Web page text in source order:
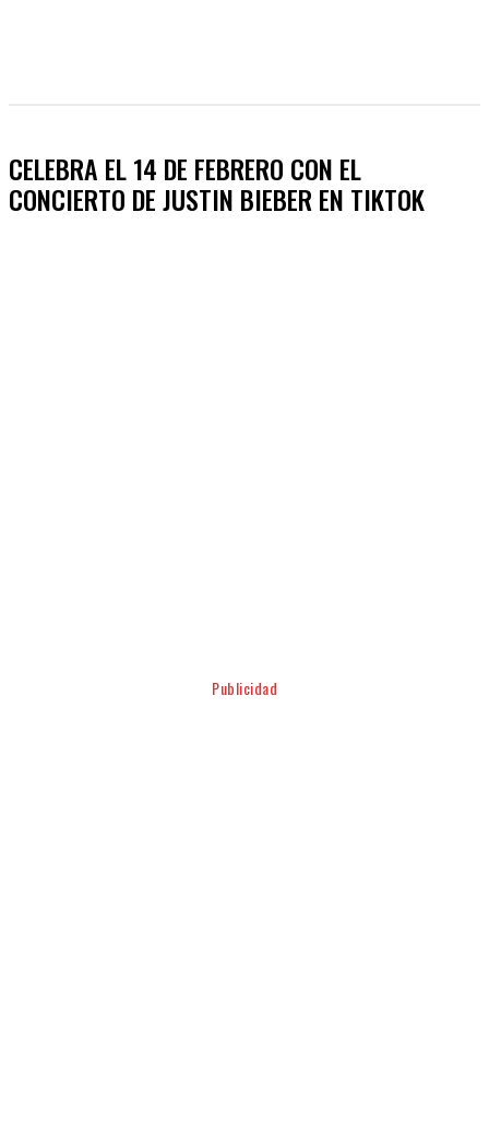
CELEBRA EL 14 DE FEBRERO CON EL
CONCIERTO DE JUSTIN BIEBER EN TIKTOK
Publicidad